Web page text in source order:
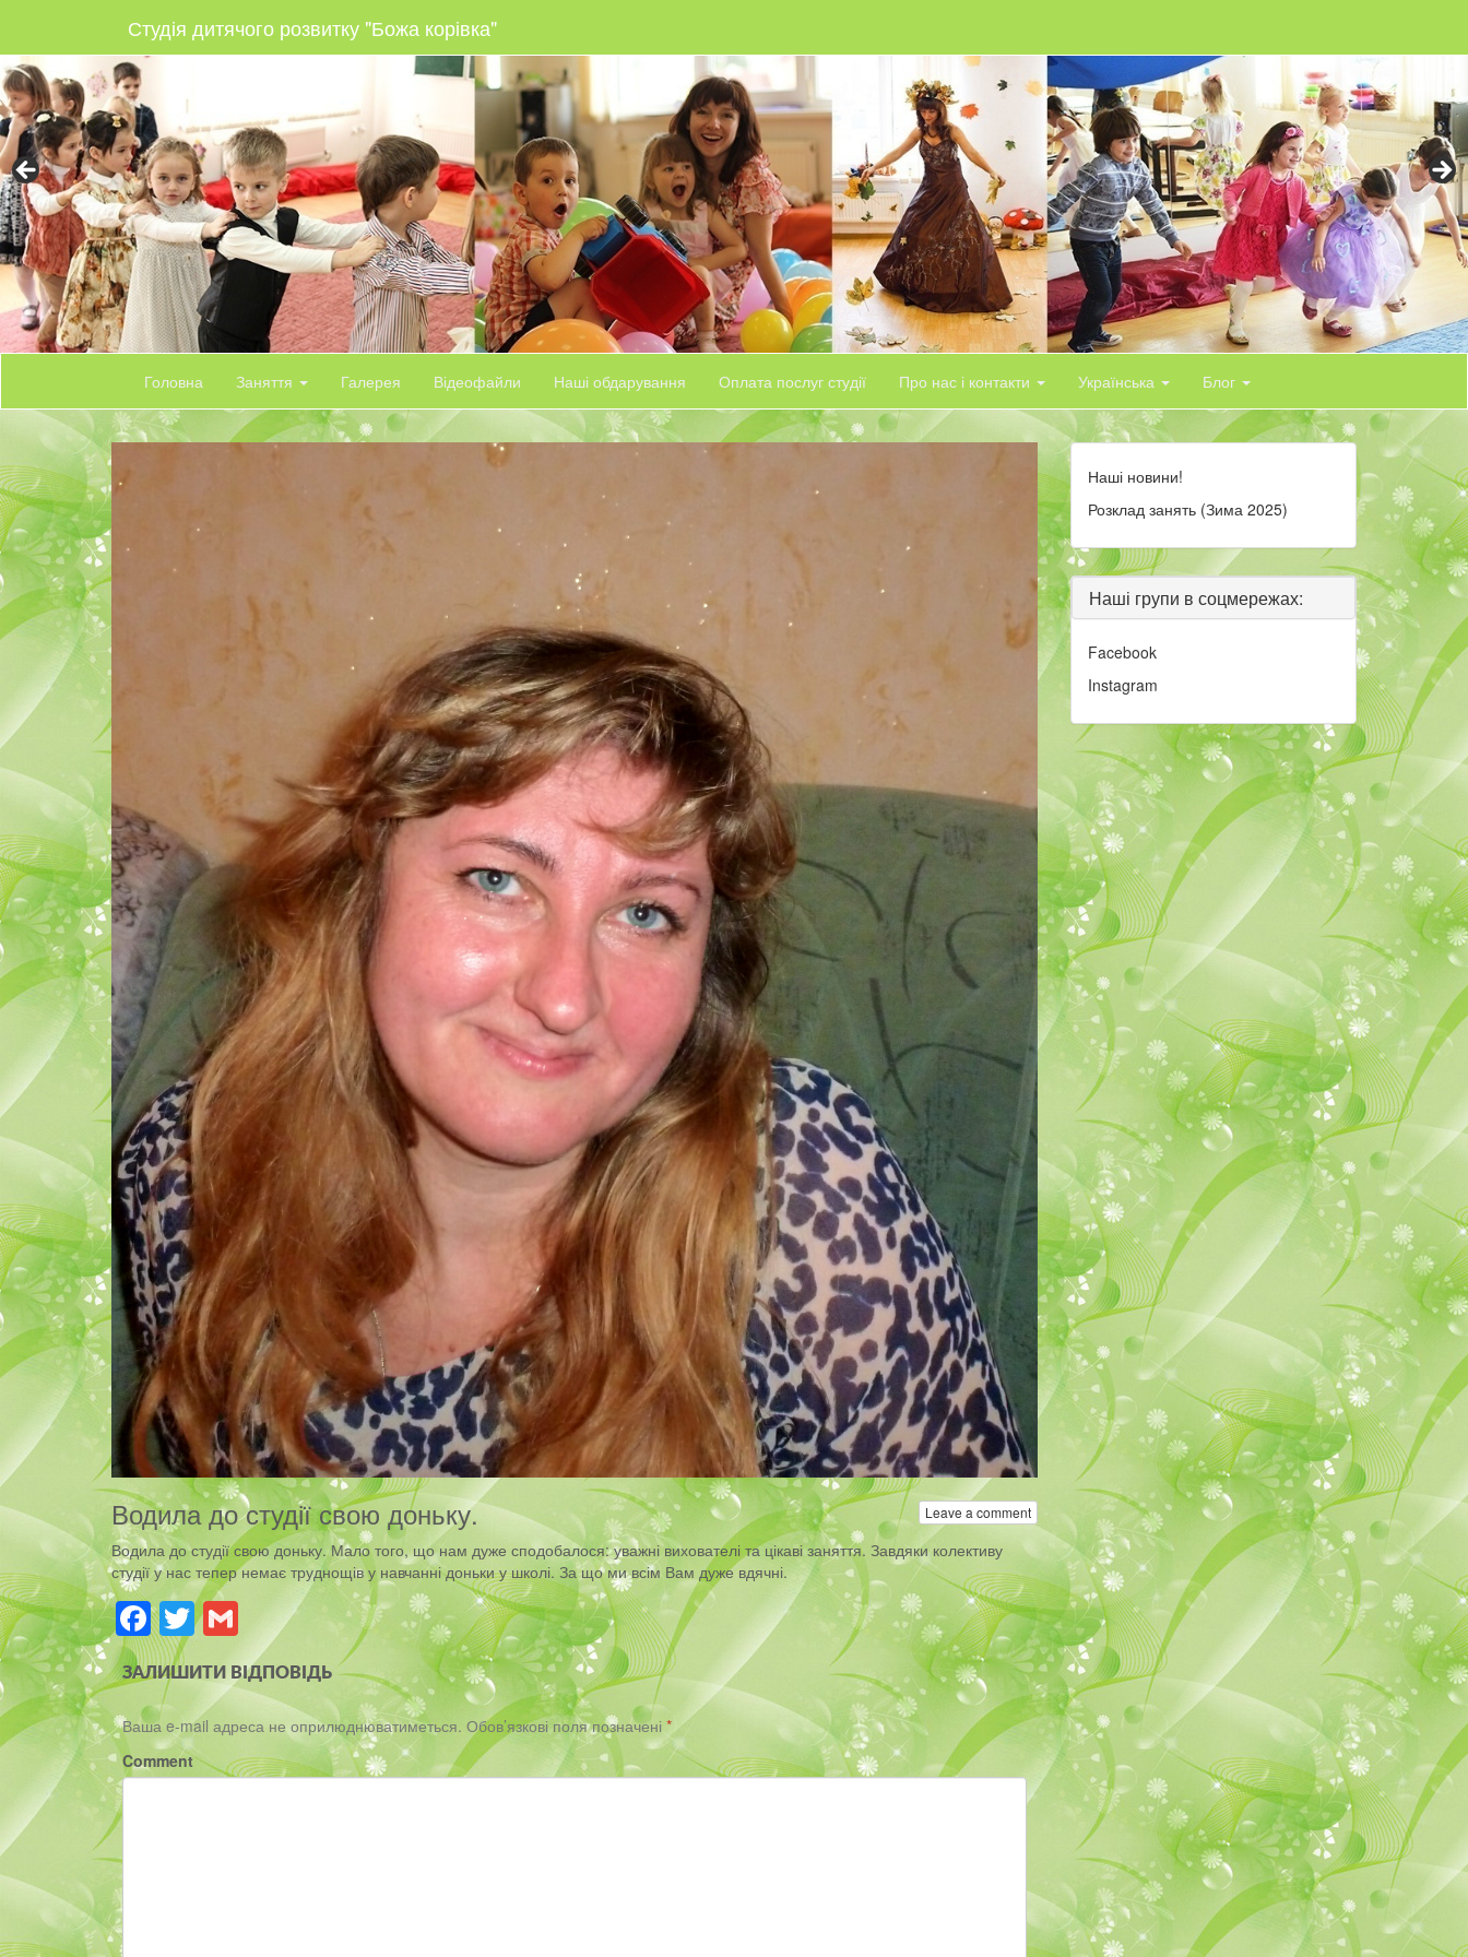
Студія дитячого розвитку "Божа корівка"
Головна Заняття Галерея Відеофайли Наші обдарування Оплата послуг студії Про нас і контакти Українська Блог
Leave a comment
Водила до студії свою доньку.
Водила до студії свою доньку. Мало того, що нам дуже сподобалося: уважні вихователі та цікаві заняття. Завдяки колективу
студії у нас тепер немає труднощів у навчанні доньки у школі. За що ми всім Вам дуже вдячні.
Facebook
Twitter
Gmail
ЗАЛИШИТИ ВІДПОВІДЬ
Ваша e-mail адреса не оприлюднюватиметься. Обов’язкові поля позначені *
Comment
Наші новини!
Розклад занять (Зима 2025)
Наші групи в соцмережах:
Facebook
Instagram